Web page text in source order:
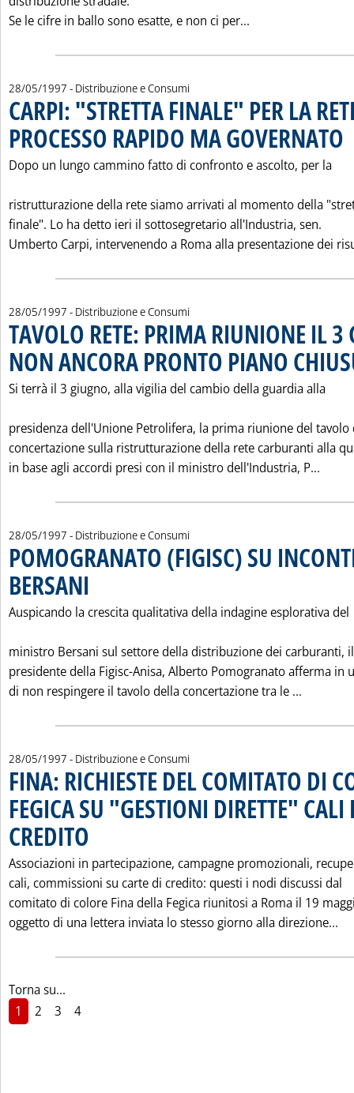
Se le cifre in ballo sono esatte, e non ci per...
28/05/1997 - Distribuzione e Consumi
CARPI: "STRETTA FINALE" PER LA
PROCESSO RAPIDO MA GOVERNATO
Dopo un lungo cammino fatto di confronto e ascolto, per la
ristrutturazione della rete siamo arrivati al momento della
finale". Lo ha detto ieri il sottosegretario all'Industria, sen.
Umberto Carpi, intervenendo a Roma alla presentazione dei
28/05/1997 - Distribuzione e Consumi
TAVOLO RETE: PRIMA RIUNIONE IL 3
NON ANCORA PRONTO PIANO
Si terrà il 3 giugno, alla vigilia del cambio della guardia alla
presidenza dell'Unione Petrolifera, la prima riunione del tavolo
concertazione sulla ristrutturazione della rete carburanti alla
in base agli accordi presi con il ministro dell'Industria, P...
28/05/1997 - Distribuzione e Consumi
POMOGRANATO (FIGISC) SU
BERSANI
Auspicando la crescita qualitativa della indagine esplorativa del
ministro Bersani sul settore della distribuzione dei carburanti, il
presidente della Figisc-Anisa, Alberto Pomogranato afferma in
di non respingere il tavolo della concertazione tra le ...
28/05/1997 - Distribuzione e Consumi
FINA: RICHIESTE DEL COMITATO DI
FEGICA SU "GESTIONI DIRETTE" CALI
CREDITO
Associazioni in partecipazione, campagne promozionali,
cali, commissioni su carte di credito: questi i nodi discussi dal
comitato di colore Fina della Fegica riunitosi a Roma il 19
oggetto di una lettera inviata lo stesso giorno alla direzione...
Torna su...
1
2 3 4